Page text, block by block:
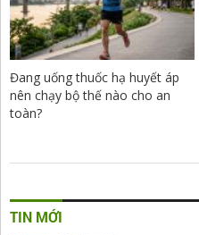
Đang uống thuốc hạ huyết áp
nên chạy bộ thế nào cho an
toàn?
TIN MỚI